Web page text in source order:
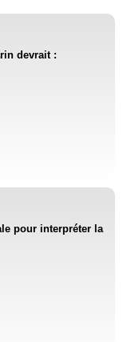
devrait :
pour interpréter la